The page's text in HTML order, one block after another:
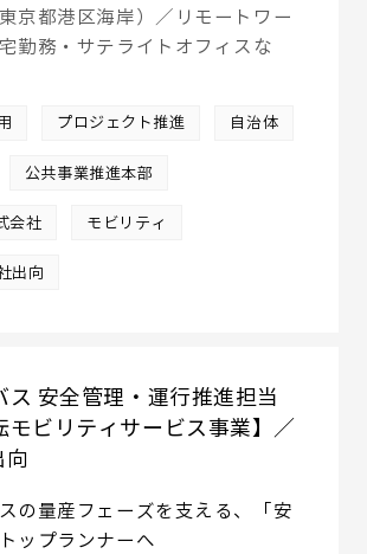
京都港区海岸）／リモートワー
勤務・サテライトオフィスな
プロジェクト推進 自治体
公共事業推進本部
会社 モビリティ
出向
ス 安全管理・運行推進担当
モビリティサービス事業】／
向
の量産フェーズを支える、「安
ップランナーへ